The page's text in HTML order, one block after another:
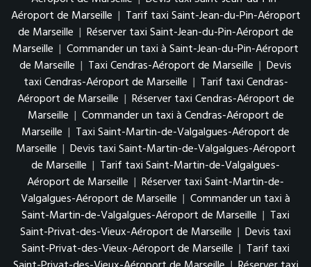
Aéroport de Marseille | Tarif taxi Saint-Jean-du-Pin-Aéroport
de Marseille | Réserver taxi Saint-Jean-du-Pin-Aéroport de
Marseille | Commander un taxi à Saint-Jean-du-Pin-Aéroport
de Marseille | Taxi Cendras-Aéroport de Marseille | Devis
taxi Cendras-Aéroport de Marseille | Tarif taxi Cendras-
Aéroport de Marseille | Réserver taxi Cendras-Aéroport de
Marseille | Commander un taxi à Cendras-Aéroport de
Marseille | Taxi Saint-Martin-de-Valgalgues-Aéroport de
Marseille | Devis taxi Saint-Martin-de-Valgalgues-Aéroport
de Marseille | Tarif taxi Saint-Martin-de-Valgalgues-
Aéroport de Marseille | Réserver taxi Saint-Martin-de-
Valgalgues-Aéroport de Marseille | Commander un taxi à
Saint-Martin-de-Valgalgues-Aéroport de Marseille | Taxi
Saint-Privat-des-Vieux-Aéroport de Marseille | Devis taxi
Saint-Privat-des-Vieux-Aéroport de Marseille | Tarif taxi